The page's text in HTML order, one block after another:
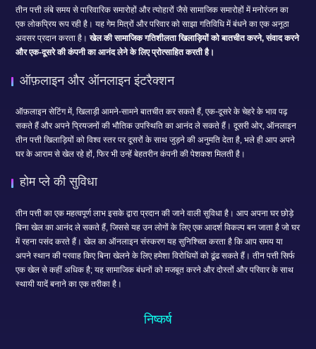
तीन पत्ती लंबे समय से पारिवारिक समारोहों और त्योहारों जैसे सामाजिक समारोहों में मनोरंजन का
एक लोकप्रिय रूप रही है। यह गेम मित्रों और परिवार को साझा गतिविधि में बंधने का एक अनूठा
अवसर प्रदान करता है।खेल की सामाजिक गतिशीलता खिलाड़ियों को बातचीत करने, संवाद करने
और एक-दूसरे की कंपनी का आनंद लेने के लिए प्रोत्साहित करती है।
ऑफ़लाइन और ऑनलाइन इंटरैक्शन
ऑफ़लाइन सेटिंग में, खिलाड़ी आमने-सामने बातचीत कर सकते हैं, एक-दूसरे के चेहरे के भाव पढ़
सकते हैं और अपने प्रियजनों की भौतिक उपस्थिति का आनंद ले सकते हैं। दूसरी ओर, ऑनलाइन
तीन पत्ती खिलाड़ियों को विश्व स्तर पर दूसरों के साथ जुड़ने की अनुमति देता है, भले ही आप अपने
घर के आराम से खेल रहे हों, फिर भी उन्हें बेहतरीन कंपनी की पेशकश मिलती है।
होम प्ले की सुविधा
तीन पत्ती का एक महत्वपूर्ण लाभ इसके द्वारा प्रदान की जाने वाली सुविधा है। आप अपना घर छोड़े
बिना खेल का आनंद ले सकते हैं, जिससे यह उन लोगों के लिए एक आदर्श विकल्प बन जाता है जो घर
में रहना पसंद करते हैं। खेल का ऑनलाइन संस्करण यह सुनिश्चित करता है कि आप समय या
अपने स्थान की परवाह किए बिना खेलने के लिए हमेशा विरोधियों को ढूंढ सकते हैं। तीन पत्ती सिर्फ
एक खेल से कहीं अधिक है; यह सामाजिक बंधनों को मजबूत करने और दोस्तों और परिवार के साथ
स्थायी यादें बनाने का एक तरीका है।
निष्कर्ष